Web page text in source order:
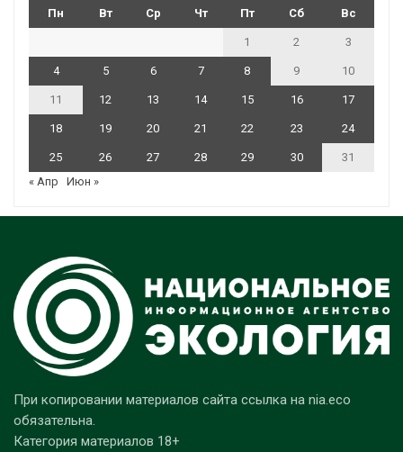
Пн Вт Ср Чт Пт Сб Вс
1 2 3
4 5 6 7 8 9 10
11 12 13 14 15 16 17
18 19 20 21 22 23 24
25 26 27 28 29 30
31
« Апр
Июн »
При копировании материалов сайта ссылка на nia.eco
обязательна.
Категория материалов 18+